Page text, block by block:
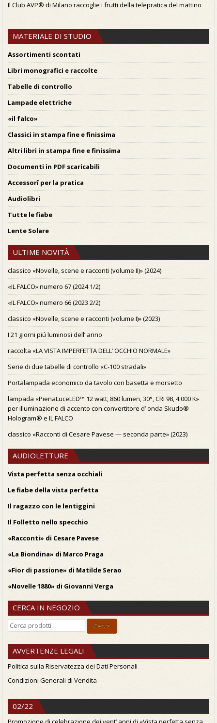
Il Club AVP® di Milano raccoglie i frutti della telepratica del mattino
MATERIALE DI STUDIO
Assortimenti scontati
Libri monografici e raccolte
Tabelle di controllo
Lampade elettriche
«il falco»
Classici in stampa fine e finissima
Altri libri in stampa fine e finissima
Documenti in PDF scaricabili
Accessorî per la pratica
Audiolibri
Tutte le fiabe
Lente Solare
ULTIME NOVITÀ
classico «Novelle, scene e racconti (volume II)» (2024)
«IL FALCO» numero 67 (2024 1/2)
«IL FALCO» numero 66 (2023 2/2)
classico «Novelle, scene e racconti (volume I)» (2023)
I 21 giorni piú luminosi dell’ anno
raccolta «LA VISTA IMPERFETTA DELL’ OCCHIO NORMALE»
Serie di due tabelle di controllo «C-100 stradali»
Portalampada economico da tavolo con basetta e morsetto
lampada «PienaLuceLED™ 12 watt, 860 lumen, 30°, CRI 98, 4.000 K»
per illuminazione di accento con convertitore d’ onda Skudo®
Hologram® e IL FALCO
classico «Racconti di Cesare Pavese — seconda parte» (2023)
AUDIOLETTURE
Vista perfetta senza occhiali
Le fiabe della vista perfetta
Il ragazzo con le lentiggini
Il Folletto nello specchio
«Racconti» di Cesare Pavese
«La Biondina» di Marco Praga
«Fior di passione» di Matilde Serao
«Novelle 1880» di Giovanni Verga
CERCA IN NEGOZIO
Cerca: Cerca
AVVERTENZE LEGALI
Politica sulla Riservatezza dei Dati Personali
Condizioni Generali di Vendita
02/22